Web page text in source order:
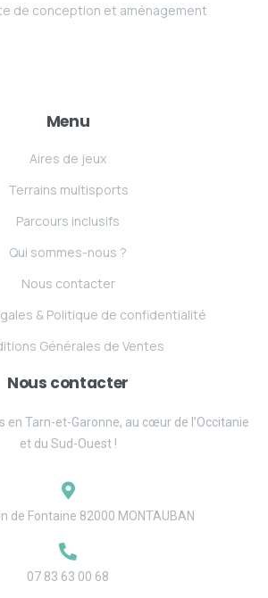
de conception et aménagement
Menu
Aires de jeux
Terrains multisports
Parcours inclusifs
Qui sommes-nous ?
Nous contacter
& Politique de confidentialité
Générales de Ventes
Nous contacter
en Tarn-et-Garonne, au cœur de l’Occitanie
et du Sud-Ouest !
de Fontaine 82000 MONTAUBAN
07 83 63 00 68